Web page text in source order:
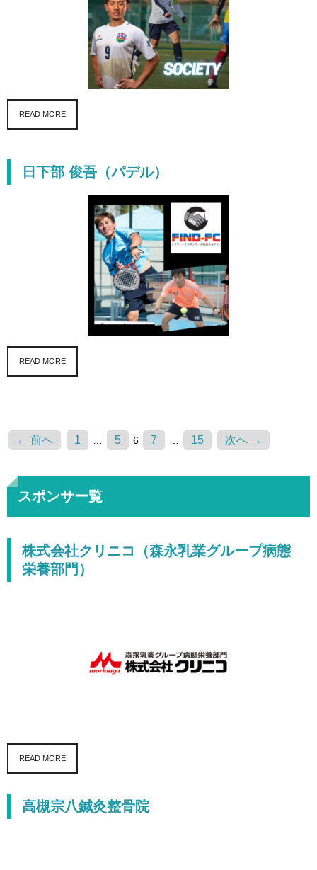
READ MORE
日下部 俊吾（パデル）
READ MORE
← 前へ 1 … 5 6 7 … 15 次へ →
スポンサー覧
株式会社クリニコ（森永乳業グループ病態
栄養部門）
READ MORE
高槻宗八鍼灸整骨院